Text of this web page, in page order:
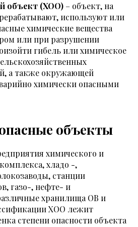
объект (ХОО) – объект, на
используют или
химические вещества
или при разрушении
гибель или химическое
а также окружающей
химически опасными
объекты
химического и
хладо -,
станции
газо-, нефте- и
хранилища ОВ и
ХОО лежит
степени опасности объекта